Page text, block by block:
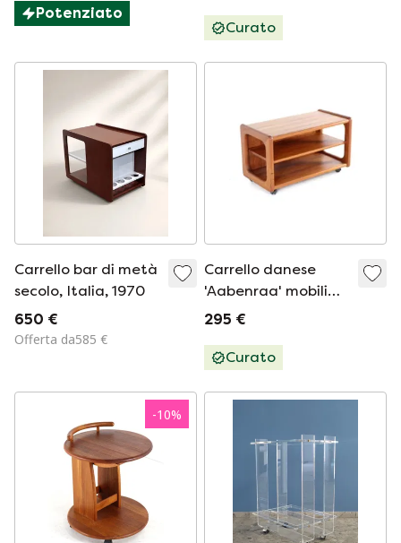
Potenziato
Curato
Carrello bar di metà
secolo, Italia, 1970
650 €
Offerta da585 €
Carrello danese
'Aabenraa' mobili
audio vintage
295 €
Curato
-10%